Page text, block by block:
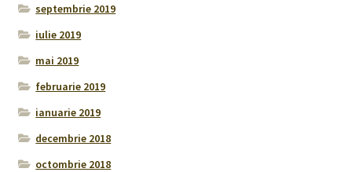
septembrie 2019
iulie 2019
mai 2019
februarie 2019
ianuarie 2019
decembrie 2018
octombrie 2018